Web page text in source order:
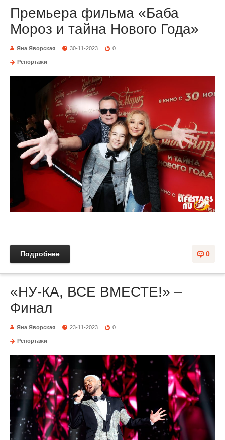
Премьера фильма «Баба
Мороз и тайна Нового Года»
Яна Яворская 30-11-2023 0
Репортажи
0
Подробнее
«НУ-КА, ВСЕ ВМЕСТЕ!» –
Финал
Яна Яворская 23-11-2023 0
Репортажи